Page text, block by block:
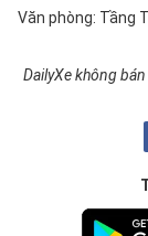
Văn phòng: Tầng
DailyXe không